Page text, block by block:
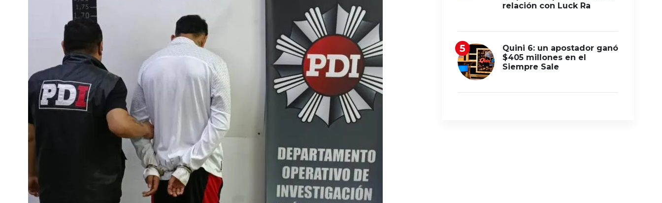
relación con Luck Ra
Quini 6: un apostador ganó
$405 millones en el
Siempre Sale